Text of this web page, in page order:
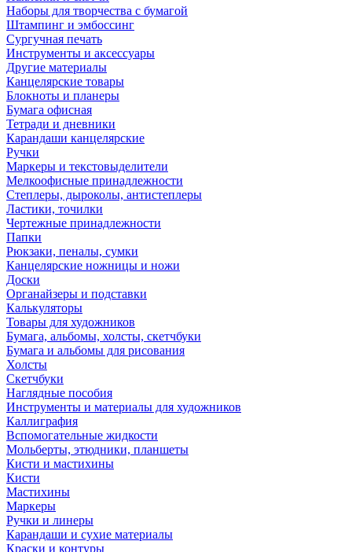
Наборы для творчества с бумагой
Штампинг и эмбоссинг
Сургучная печать
Инструменты и аксессуары
Другие материалы
Канцелярские товары
Блокноты и планеры
Бумага офисная
Тетради и дневники
Карандаши канцелярские
Ручки
Маркеры и текстовыделители
Мелкоофисные принадлежности
Степлеры, дыроколы, антистеплеры
Ластики, точилки
Чертежные принадлежности
Папки
Рюкзаки, пеналы, сумки
Канцелярские ножницы и ножи
Доски
Органайзеры и подставки
Калькуляторы
Товары для художников
Бумага, альбомы, холсты, скетчбуки
Бумага и альбомы для рисования
Холсты
Скетчбуки
Наглядные пособия
Инструменты и материалы для художников
Каллиграфия
Вспомогательные жидкости
Мольберты, этюдники, планшеты
Кисти и мастихины
Кисти
Мастихины
Маркеры
Ручки и линеры
Карандаши и сухие материалы
Краски и контуры